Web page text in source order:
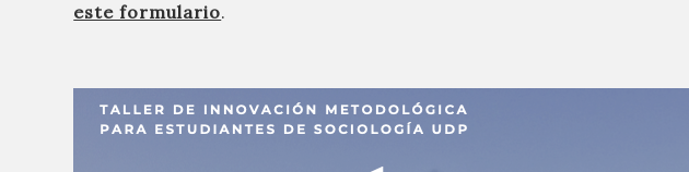
este formulario.